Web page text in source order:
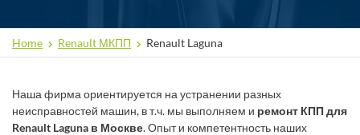
Home Renault МКПП Renault Laguna
Наша фирма ориентируется на устранении разных
неисправностей машин, в т.ч. мы выполняем и ремонт КПП для
Renault Laguna в Москве. Опыт и компетентность наших